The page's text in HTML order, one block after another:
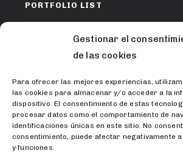
Gestionar el
de las cookies
Para ofrecer las mejores experiencias,
las cookies para almacenar y/o acceder a la
dispositivo. El consentimiento de estas
procesar datos como el comportamiento de
identificaciones únicas en este sitio. No
consentimiento, puede afectar negativamente
y funciones.
PORTFOLIO LIST